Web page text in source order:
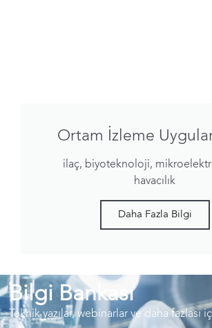
Ortam İzleme
ilaç, biyoteknoloji,
havacılık
Daha Fazla Bilgi
Bilgi Bankası
Teknik yazılar, webinarlar ve daha fazlası